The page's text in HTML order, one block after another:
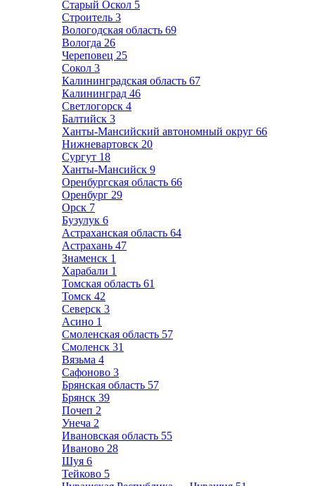
Старый Оскол 5
Строитель 3
Вологодская область 69
Вологда 26
Череповец 25
Сокол 3
Калининградская область 67
Калининград 46
Светлогорск 4
Балтийск 3
Ханты-Мансийский автономный округ 66
Нижневартовск 20
Сургут 18
Ханты-Мансийск 9
Оренбургская область 66
Оренбург 29
Орск 7
Бузулук 6
Астраханская область 64
Астрахань 47
Знаменск 1
Харабали 1
Томская область 61
Томск 42
Северск 3
Асино 1
Смоленская область 57
Смоленск 31
Вязьма 4
Сафоново 3
Брянская область 57
Брянск 39
Почеп 2
Унеча 2
Ивановская область 55
Иваново 28
Шуя 6
Тейково 5